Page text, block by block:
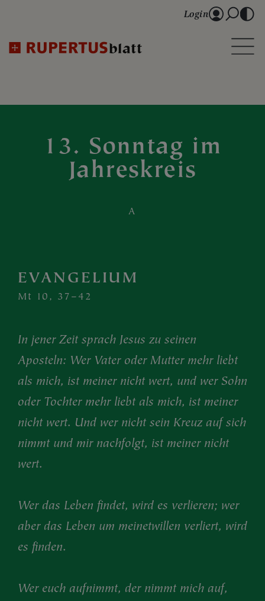
Login
13. Sonntag im
Jahreskreis
A
EVANGELIUM
Mt 10, 37–42
In jener Zeit sprach Jesus zu seinen
Aposteln: Wer Vater oder Mutter mehr liebt
als mich, ist meiner nicht wert, und wer Sohn
oder Tochter mehr liebt als mich, ist meiner
nicht wert. Und wer nicht sein Kreuz auf sich
nimmt und mir nachfolgt, ist meiner nicht
wert.
Wer das Leben findet, wird es verlieren; wer
aber das Leben um meinetwillen verliert, wird
es finden.
Wer euch aufnimmt, der nimmt mich auf,